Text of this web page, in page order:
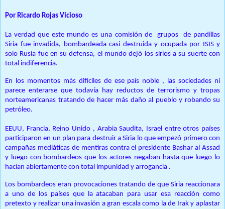
Por Ricardo Rojas Vicioso
La verdad que este mundo es una comisión de grupos de pandillas
Siria fue invadida, bombardeada casi destruida y ocupada por ISIS y
solo Rusia fue en su defensa, el mundo dejó los sirios a su suerte con
total indiferencia.
En los momentos más difíciles de ese país noble , las sociedades ni
parece enterarse que todavía hay reductos de terrorismo y tropas
norteamericanas tratando de hacer más daño al pueblo y robando su
petróleo.
EEUU, Francia, Reino Unido , Arabia Saudita, Israel entre otros países
participaron en un plan para destruir a Siria lo que empezó primero con
campañas mediáticas de mentiras contra el presidente Bashar al Assad
y luego con bombardeos que los actores negaban hasta que luego lo
hacían abiertamente con total impunidad y arrogancia .
Los bombardeos eran provocaciones tratando de que Siria reaccionara
a uno de los países que la atacaban para usar esa reacción como
pretexto y realizar una invasión a gran escala como la de Irak y aplastar